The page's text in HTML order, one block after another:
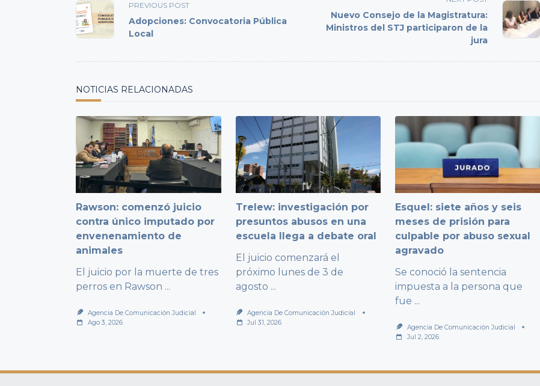
class="nav-
subtitle
screen-
PREVIOUS POST
Adopciones: Convocatoria Pública
Local
Nuevo Consejo de la Magistratura:
Ministros del STJ participaron de la
jura
NOTICIAS RELACIONADAS
Rawson: comenzó juicio
contra único imputado por
envenenamiento de
animales
El juicio por la muerte de tres
perros en Rawson ...
Agencia De Comunicación Judicial
Ago 3, 2026
Trelew: investigación por
presuntos abusos en una
escuela llega a debate oral
El juicio comenzará el
próximo lunes de 3 de
agosto ...
Agencia De Comunicación Judicial
Jul 31, 2026
Esquel: siete años y seis
meses de prisión para
culpable por abuso sexual
agravado
Se conoció la sentencia
impuesta a la persona que
fue ...
Agencia De Comunicación Judicial
Jul 2, 2026